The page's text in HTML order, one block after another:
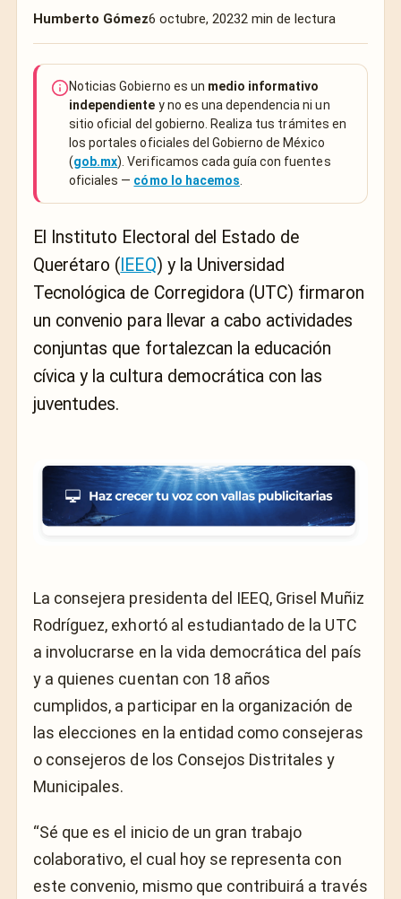
Humberto Gómez6 octubre, 20232 min de lectura
Noticias Gobierno es un medio informativo
independiente y no es una dependencia ni un
sitio oficial del gobierno. Realiza tus trámites en
los portales oficiales del Gobierno de México
(gob.mx). Verificamos cada guía con fuentes
oficiales — cómo lo hacemos
El Instituto Electoral del Estado de
Querétaro ( IEEQ) y la Universidad
Tecnológica de Corregidora (UTC) firmaron
un convenio para llevar a cabo actividades
conjuntas que fortalezcan la educación
cívica y la cultura democrática con las
juventudes.
La consejera presidenta del IEEQ, Grisel Muñiz
Rodríguez, exhortó al estudiantado de la UTC
a involucrarse en la vida democrática del país
y a quienes cuentan con 18 años
cumplidos, a participar en la organización de
las elecciones en la entidad como consejeras
o consejeros de los Consejos Distritales y
Municipales.
“Sé que es el inicio de un gran trabajo
colaborativo, el cual hoy se representa con
este convenio, mismo que contribuirá a través